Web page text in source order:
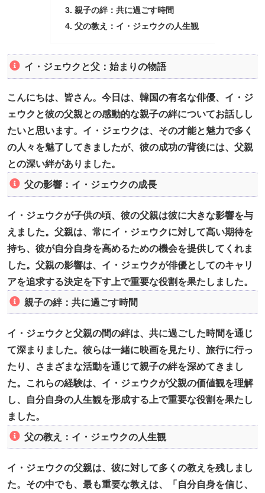
親子の絆：共に過ごす時間
父の教え：イ・ジェウクの人生観
イ・ジェウクと父：始まりの物語
こんにちは、皆さん。今日は、韓国の有名な俳優、イ・ジ
ェウクと彼の父親との感動的な親子の絆についてお話しし
たいと思います。イ・ジェウクは、その才能と魅力で多く
の人々を魅了してきましたが、彼の成功の背後には、父親
との深い絆がありました。
父の影響：イ・ジェウクの成長
イ・ジェウクが子供の頃、彼の父親は彼に大きな影響を与
えました。父親は、常にイ・ジェウクに対して高い期待を
持ち、彼が自分自身を高めるための機会を提供してくれま
した。父親の影響は、イ・ジェウクが俳優としてのキャリ
アを追求する決定を下す上で重要な役割を果たしました。
親子の絆：共に過ごす時間
イ・ジェウクと父親の間の絆は、共に過ごした時間を通じ
て深まりました。彼らは一緒に映画を見たり、旅行に行っ
たり、さまざまな活動を通じて親子の絆を深めてきまし
た。これらの経験は、イ・ジェウクが父親の価値観を理解
し、自分自身の人生観を形成する上で重要な役割を果たし
ました。
父の教え：イ・ジェウクの人生観
イ・ジェウクの父親は、彼に対して多くの教えを残しまし
た。その中でも、最も重要な教えは、「自分自身を信じ、